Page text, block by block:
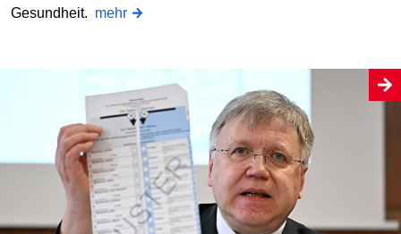
Gesundheit. mehr